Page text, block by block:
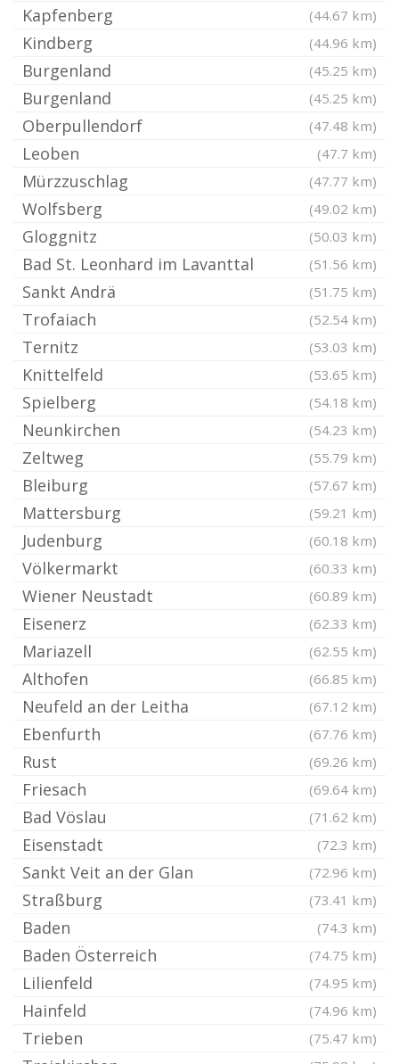
Kapfenberg (44.67 km)
Kindberg (44.96 km)
Burgenland (45.25 km)
Burgenland (45.25 km)
Oberpullendorf (47.48 km)
Leoben (47.7 km)
Mürzzuschlag (47.77 km)
Wolfsberg (49.02 km)
Gloggnitz (50.03 km)
Bad St. Leonhard im Lavanttal (51.56 km)
Sankt Andrä (51.75 km)
Trofaiach (52.54 km)
Ternitz (53.03 km)
Knittelfeld (53.65 km)
Spielberg (54.18 km)
Neunkirchen (54.23 km)
Zeltweg (55.79 km)
Bleiburg (57.67 km)
Mattersburg (59.21 km)
Judenburg (60.18 km)
Völkermarkt (60.33 km)
Wiener Neustadt (60.89 km)
Eisenerz (62.33 km)
Mariazell (62.55 km)
Althofen (66.85 km)
Neufeld an der Leitha (67.12 km)
Ebenfurth (67.76 km)
Rust (69.26 km)
Friesach (69.64 km)
Bad Vöslau (71.62 km)
Eisenstadt (72.3 km)
Sankt Veit an der Glan (72.96 km)
Straßburg (73.41 km)
Baden (74.3 km)
Baden Österreich (74.75 km)
Lilienfeld (74.95 km)
Hainfeld (74.96 km)
Trieben (75.47 km)